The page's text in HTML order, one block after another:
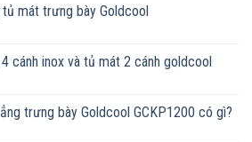
mát trưng bày Goldcool
cánh inox và tủ mát 2 cánh goldcool
trưng bày Goldcool GCKP1200 có gì?